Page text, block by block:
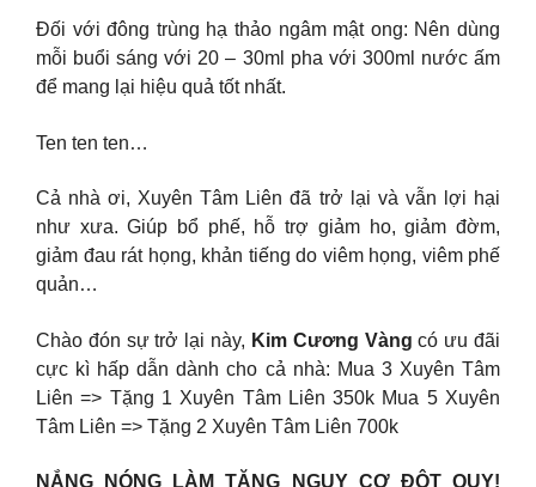
Đối với đông trùng hạ thảo ngâm mật ong: Nên dùng
mỗi buổi sáng với 20 – 30ml pha với 300ml nước ấm
để mang lại hiệu quả tốt nhất.
Ten ten ten…
Cả nhà ơi, Xuyên Tâm Liên đã trở lại và vẫn lợi hại
như xưa. Giúp bổ phế, hỗ trợ giảm ho, giảm đờm,
giảm đau rát họng, khản tiếng do viêm họng, viêm phế
quản…
Chào đón sự trở lại này, Kim Cương Vàngcó ưu đãi
cực kì hấp dẫn dành cho cả nhà: Mua 3 Xuyên Tâm
Liên => Tặng 1 Xuyên Tâm Liên 350k Mua 5 Xuyên
Tâm Liên => Tặng 2 Xuyên Tâm Liên 700k
NẮNG NÓNG LÀM TĂNG NGUY CƠ ĐỘT QUỴ!